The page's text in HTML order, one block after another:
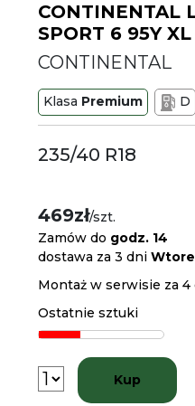
CONTINENTAL
SPORT 6 95Y
CONTINENTAL
Klasa Premium D
235/40 R18
469zł/szt.
Zamów do godz. 14
dostawa za 3 dni
Montaż w serwisie za
Ostatnie sztuki
Kup